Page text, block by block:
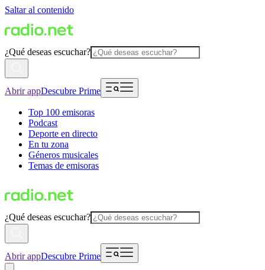
Saltar al contenido
¿Qué deseas escuchar?
Abrir appDescubre Prime
Top 100 emisoras
Podcast
Deporte en directo
En tu zona
Géneros musicales
Temas de emisoras
¿Qué deseas escuchar?
Abrir appDescubre Prime